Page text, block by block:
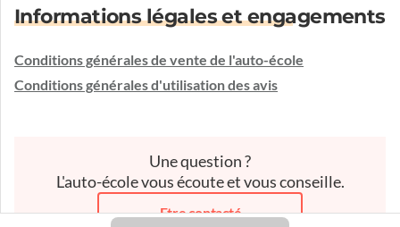
Informations légales et engagements
Conditions générales de vente de l'auto-école
Conditions générales d'utilisation des avis
Une question ?
L'auto-école vous écoute et vous conseille.
Etre contacté